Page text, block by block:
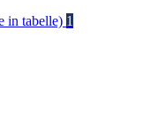
in tabelle) 1